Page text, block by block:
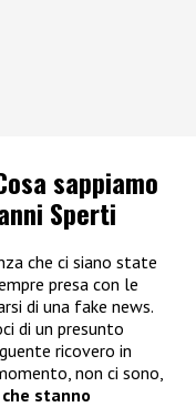
sappiamo
Sperti
che ci siano state
presa con le
di una fake news.
di un presunto
ricovero in
non ci sono,
stanno